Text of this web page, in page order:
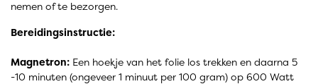
nemen of te bezorgen.
Bereidingsinstructie:
Magnetron: Een hoekje van het folie los trekken en daarna 5
-10 minuten (ongeveer 1 minuut per 100 gram) op 600 Watt